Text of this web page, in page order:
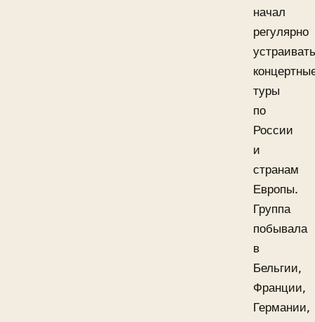
начал
регулярно
устраивать
туры
по
России
и
странам
Европы.
Группа
побывала
в
Бельгии,
Франции,
Германии,